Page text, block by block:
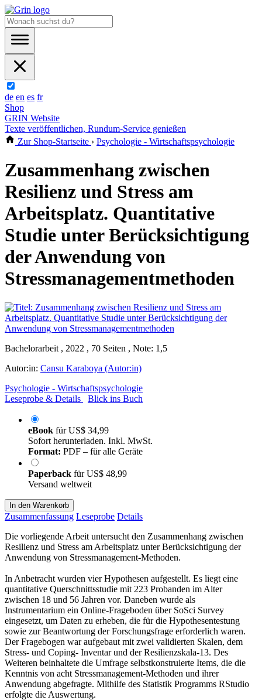
de en es fr
Shop
GRIN Website
Texte veröffentlichen, Rundum-Service genießen
Zur Shop-Startseite › Psychologie - Wirtschaftspsychologie
Zusammenhang zwischen
Resilienz und Stress am
Arbeitsplatz. Quantitative
Studie unter Berücksichtigung
der Anwendung von
Stressmanagementmethoden
Bachelorarbeit , 2022 , 70 Seiten , Note: 1,5
Autor:in: Cansu Karaboya (Autor:in)
Psychologie - Wirtschaftspsychologie
Leseprobe & Details
Blick ins Buch
eBook fürUS$ 34,99
Sofort herunterladen. Inkl. MwSt.
Format: PDF – für alle Geräte
Paperback fürUS$ 48,99
Versand weltweit
In den Warenkorb
Zusammenfassung Leseprobe Details
Die vorliegende Arbeit untersucht den Zusammenhang zwischen
Resilienz und Stress am Arbeitsplatz unter Berücksichtigung der
Anwendung von Stressmanagement-Methoden.
In Anbetracht wurden vier Hypothesen aufgestellt. Es liegt eine
quantitative Querschnittsstudie mit 223 Probanden im Alter
zwischen 18 und 56 Jahren vor. Daneben wurde als
Instrumentarium ein Online-Frageboden über SoSci Survey
eingesetzt, um Daten zu erheben, die für die Hypothesentestung
sowie zur Beantwortung der Forschungsfrage erforderlich waren.
Der Fragebogen war aufgebaut mit zwei validierten Skalen, dem
Stress- und Coping- Inventar und der Resilienzskala-13. Des
Weiteren beinhaltete die Umfrage selbstkonstruierte Items, die die
Kenntnis von acht Stressmanagement-Methoden und ihrer
Anwendung abgefragte. Mithilfe des Statistik Programms RStudio
erfolgte die Auswertung.